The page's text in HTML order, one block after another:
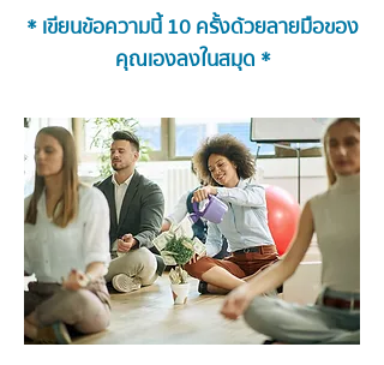
* เขียนข้อความนี้ 10 ครั้งด้วยลายมือของ
คุณเองลงในสมุด *